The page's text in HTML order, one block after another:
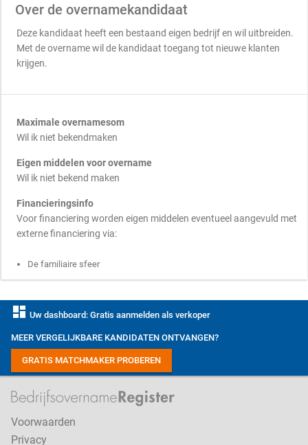
Over de overnamekandidaat
Deze kandidaat heeft een bestaand eigen bedrijf en wil uitbreiden.
Met de overname wil de kandidaat toegang tot nieuwe klanten
krijgen.
Maximale overnamesom
Wil ik niet bekendmaken
Eigen middelen voor overname
Wil ik niet bekend maken
Financieringsinfo
Voor financiering worden eigen middelen eventueel aangevuld met
externe financiering via:
De familiaire sfeer
dashboard Uw dashboard: Gratis aanmelden als verkoper
MEER VERGELIJKBARE KANDIDATEN ONTVANGEN?
GRATIS MATCHMAKER PROBEREN
Voorwaarden
Privacy